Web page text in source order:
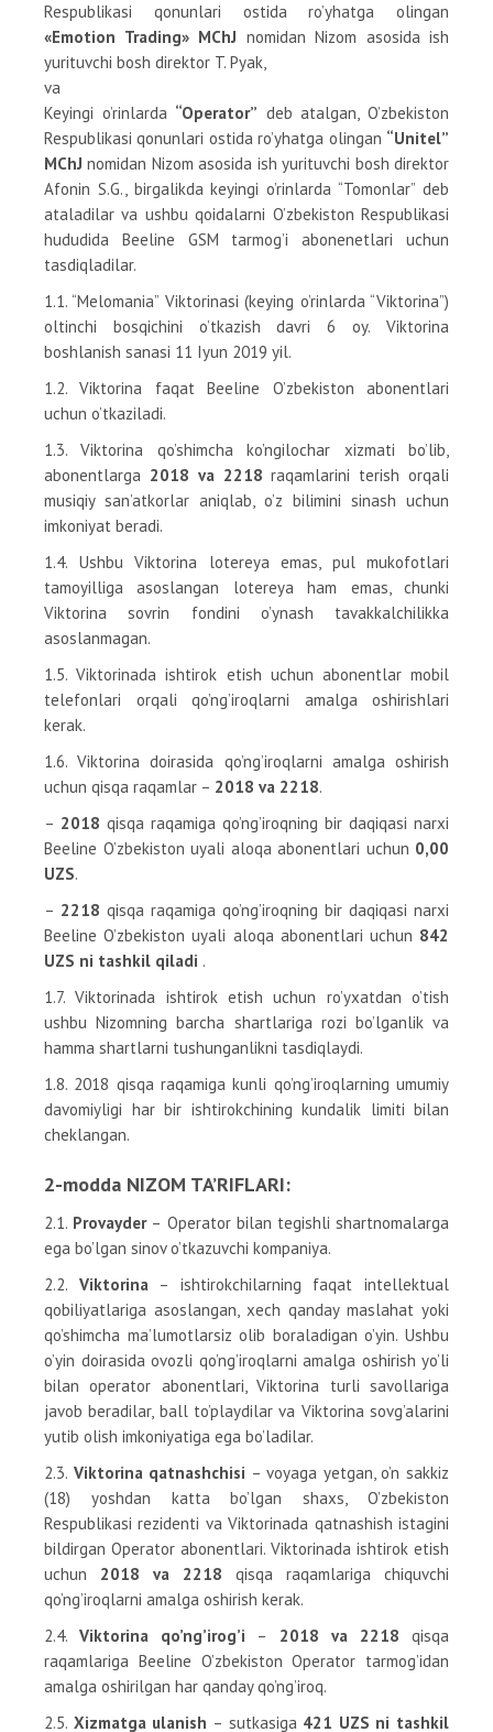
Respublikasi qonunlari ostida ro’yhatga olingan
«Emotion Trading» MChJ nomidan Nizom asosida ish
yurituvchi bosh direktor T. Pyak,
va
Keyingi o’rinlarda “Operator” deb atalgan, O’zbekiston
Respublikasi qonunlari ostida ro’yhatga olingan “Unitel”
MChJ nomidan Nizom asosida ish yurituvchi bosh direktor
Afonin S.G., birgalikda keyingi o’rinlarda “Tomonlar” deb
ataladilar va ushbu qoidalarni O’zbekiston Respublikasi
hududida Beeline GSM tarmog’i abonenetlari uchun
tasdiqladilar.
1.1. “Melomania” Viktorinasi (keying o’rinlarda “Viktorina”)
oltinchi bosqichini o’tkazish davri 6 oy. Viktorina
boshlanish sanasi 11 Iyun 2019 yil.
1.2. Viktorina faqat Beeline O’zbekiston abonentlari
uchun o’tkaziladi.
1.3. Viktorina qo’shimcha ko’ngilochar xizmati bo’lib,
abonentlarga 2018 va 2218 raqamlarini terish orqali
musiqiy san’atkorlar aniqlab, o’z bilimini sinash uchun
imkoniyat beradi.
1.4. Ushbu Viktorina lotereya emas, pul mukofotlari
tamoyilliga asoslangan lotereya ham emas, chunki
Viktorina sovrin fondini o’ynash tavakkalchilikka
asoslanmagan.
1.5. Viktorinada ishtirok etish uchun abonentlar mobil
telefonlari orqali qo’ng’iroqlarni amalga oshirishlari
kerak.
1.6. Viktorina doirasida qo’ng’iroqlarni amalga oshirish
uchun qisqa raqamlar – 2018 va 2218.
– 2018 qisqa raqamiga qo’ng’iroqning bir daqiqasi narxi
Beeline O’zbekiston uyali aloqa abonentlari uchun 0,00
UZS.
– 2218 qisqa raqamiga qo’ng’iroqning bir daqiqasi narxi
Beeline O’zbekiston uyali aloqa abonentlari uchun 842
UZS ni tashkil qiladi .
1.7. Viktorinada ishtirok etish uchun ro’yxatdan o’tish
ushbu Nizomning barcha shartlariga rozi bo’lganlik va
hamma shartlarni tushunganlikni tasdiqlaydi.
1.8. 2018 qisqa raqamiga kunli qo’ng’iroqlarning umumiy
davomiyligi har bir ishtirokchining kundalik limiti bilan
cheklangan.
2-modda NIZOM TA’RIFLARI:
2.1. Provayder– Operator bilan tegishli shartnomalarga
ega bo’lgan sinov o’tkazuvchi kompaniya.
2.2. Viktorina– ishtirokchilarning faqat intellektual
qobiliyatlariga asoslangan, xech qanday maslahat yoki
qo’shimcha ma’lumotlarsiz olib boraladigan o’yin. Ushbu
o’yin doirasida ovozli qo’ng’iroqlarni amalga oshirish yo’li
bilan operator abonentlari, Viktorina turli savollariga
javob beradilar, ball to’playdilar va Viktorina sovg’alarini
yutib olish imkoniyatiga ega bo’ladilar.
2.3. Viktorina qatnashchisi – voyaga yetgan, o’n sakkiz
(18) yoshdan katta bo’lgan shaxs, O’zbekiston
Respublikasi rezidenti va Viktorinada qatnashish istagini
bildirgan Operator abonentlari. Viktorinada ishtirok etish
uchun 2018 va 2218 qisqa raqamlariga chiquvchi
qo’ng’iroqlarni amalga oshirish kerak.
2.4.Viktorina qo’ng’irog’i – 2018 va 2218 qisqa
raqamlariga Beeline O’zbekiston Operator tarmog’idan
amalga oshirilgan har qanday qo’ng’iroq.
2.5. Xizmatga ulanish – sutkasiga 421 UZS ni tashkil